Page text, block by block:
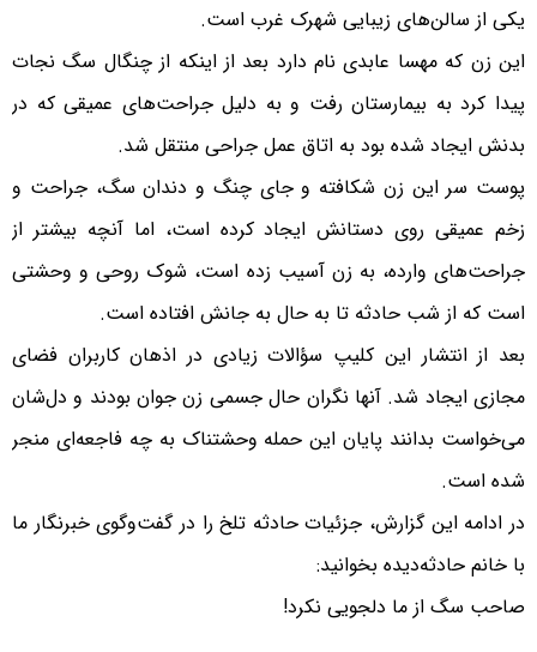
یکی از سالن‌های زیبایی شهرک غرب است.
این زن که مهسا عابدی نام دارد بعد از اینکه از چنگال سگ نجات
پیدا کرد به بیمارستان رفت و به دلیل جراحت‌های عمیقی که در
بدنش ایجاد شده بود به اتاق عمل جراحی منتقل شد.
پوست سر این زن شکافته و جای چنگ و دندان سگ، جراحت و
زخم عمیقی روی دستانش ایجاد کرده است، اما آنچه بیشتر از
جراحت‌های وارده، به زن آسیب زده است، شوک روحی و وحشتی
است که از شب حادثه تا به حال به جانش افتاده است.
بعد از انتشار این کلیپ سؤالات زیادی در اذهان کاربران فضای
مجازی ایجاد شد. آنها نگران حال جسمی زن جوان بودند و دل‌شان
می‌خواست بدانند پایان این حمله وحشتناک به چه فاجعه‌ای منجر
شده است.
در ادامه این گزارش، جزئیات حادثه تلخ را در گفت‌و‌گوی خبرنگار ما
با خانم حادثه‌دیده بخوانید:
صاحب سگ از ما دلجویی نکرد!